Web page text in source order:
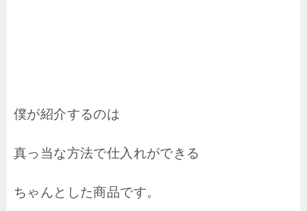
僕が紹介するのは
真っ当な方法で仕入れができる
ちゃんとした商品です。